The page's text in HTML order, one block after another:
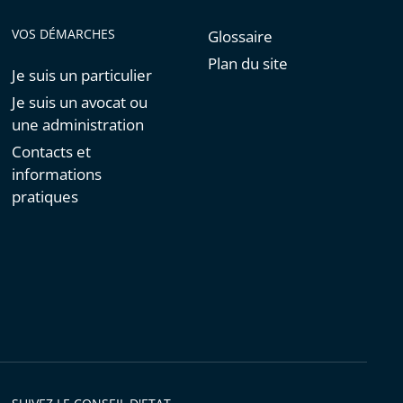
VOS DÉMARCHES
Je suis un particulier
Je suis un avocat ou
une administration
Contacts et
informations
pratiques
Glossaire
Plan du site